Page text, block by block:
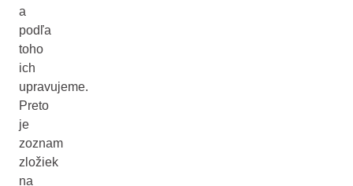
a
podľa
toho
ich
upravujeme.
Preto
je
zoznam
zložiek
na